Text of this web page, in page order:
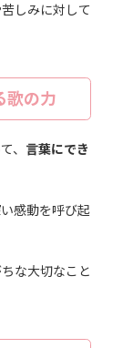
しみに対して
歌の力
、 言葉にでき
感動を呼び起
な大切なこと